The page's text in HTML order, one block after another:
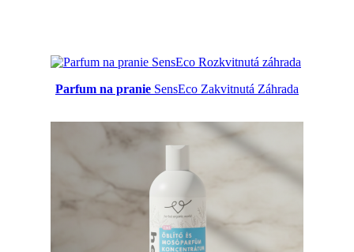
Parfum na pranie SensEco Zakvitnutá Záhrada